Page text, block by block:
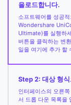
을로드합니다.
소프트웨어를 성공
Wondershare
Ultimate)를 실행하
버튼을 클릭하는 변
일을 여기에 추가 할
Step 2: 대상 형
인터페이스의 오른
서 드롭 다운 목록을